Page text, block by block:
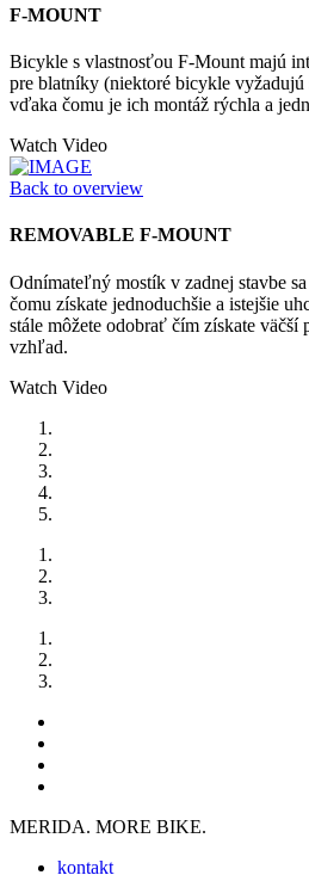
F-MOUNT
Bicykle s vlastnosťou F-Mount majú
pre blatníky (niektoré bicykle vyžadujú
vďaka čomu je ich montáž rýchla a
Watch Video
Back to overview
REMOVABLE F-MOUNT
Odnímateľný mostík v zadnej stavbe
čomu získate jednoduchšie a istejšie
stále môžete odobrať čím získate väčší
vzhľad.
Watch Video
MERIDA. MORE BIKE.
kontakt